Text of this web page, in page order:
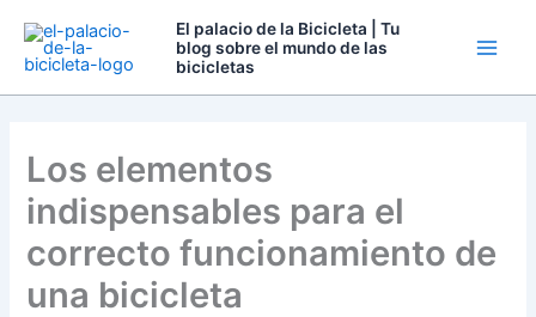
contenido
El palacio de la Bicicleta | Tu
blog sobre el mundo de las
bicicletas
Los elementos
indispensables para el
correcto funcionamiento de
una bicicleta